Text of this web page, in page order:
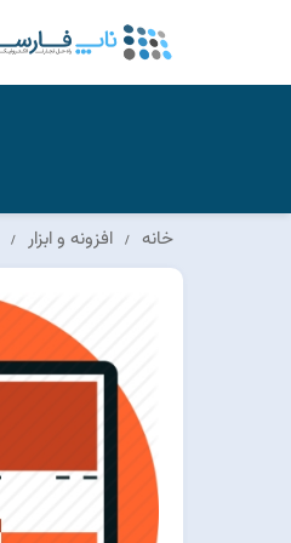
خانه افزونه و ابزار